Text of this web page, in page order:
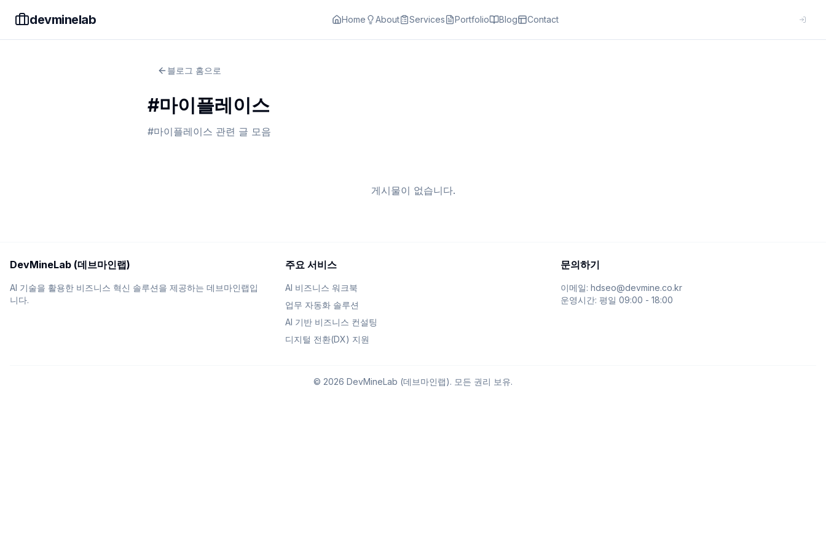
devminelab Home About Services Portfolio Blog Contact
블로그 홈으로
#마이플레이스
#마이플레이스 관련 글 모음
게시물이 없습니다.
DevMineLab (데브마인랩)
AI 기술을 활용한 비즈니스 혁신 솔루션을 제공하는 데브마인랩입
니다.
주요 서비스
AI 비즈니스 워크북
업무 자동화 솔루션
AI 기반 비즈니스 컨설팅
디지털 전환(DX) 지원
문의하기
이메일: hdseo@devmine.co.kr
운영시간: 평일 09:00 - 18:00
© 2026 DevMineLab (데브마인랩). 모든 권리 보유.